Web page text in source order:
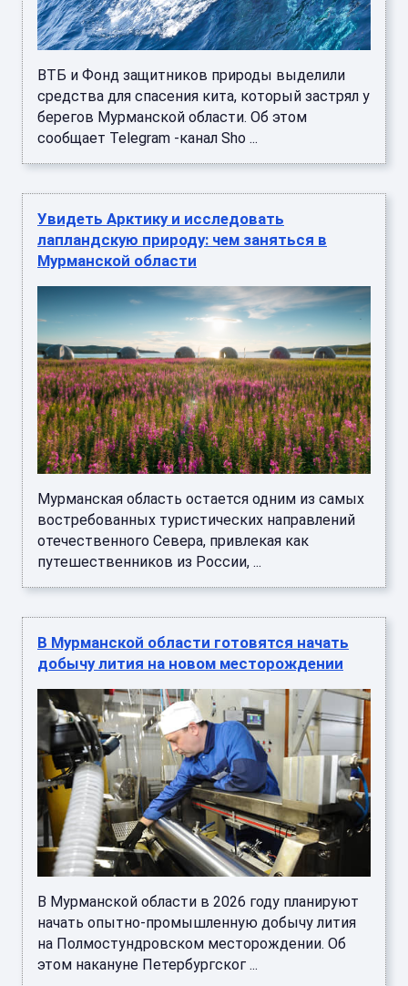
ВТБ и Фонд защитников природы выделили
средства для спасения кита, который застрял у
берегов Мурманской области. Об этом
сообщает Telegram -канал Sho ...
Увидеть Арктику и исследовать
лапландскую природу: чем заняться в
Мурманской области
Мурманская область остается одним из самых
востребованных туристических направлений
отечественного Севера, привлекая как
путешественников из России, ...
В Мурманской области готовятся начать
добычу лития на новом месторождении
В Мурманской области в 2026 году планируют
начать опытно-промышленную добычу лития
на Полмостундровском месторождении. Об
этом накануне Петербургског ...